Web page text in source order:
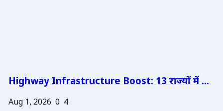
Highway Infrastructure Boost: 13 राज्यों में ...
Aug 1, 2026 0 4